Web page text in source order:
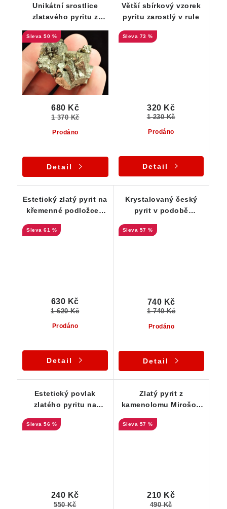
Unikátní srostlice
zlatavého pyritu z
Vysočina
50 %
Prodáno
680 Kč
1 370 Kč
Detail
Větší sbírkový vzorek
pyritu zarostlý v rule
73 %
Prodáno
320 Kč
1 230 Kč
Detail
Estetický zlatý pyrit na
křemenné podložce -
61 %
Prodáno
630 Kč
1 620 Kč
Detail
Krystalovaný český
pyrit v podobě
57 %
Prodáno
740 Kč
1 740 Kč
Detail
Estetický povlak
zlatého pyritu na
tvořené hrubozrnou
56 %
240 Kč
550 Kč
Zlatý pyrit z
kamenolomu Mirošov
57 %
210 Kč
490 Kč